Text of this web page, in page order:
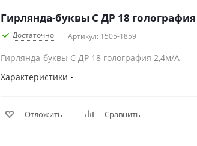
Гирлянда-буквы С ДР 18
Достаточно Артикул: 1505-1859
Гирлянда-буквы С ДР 18 голография 2,4м/А
Характеристики
Отложить Сравнить